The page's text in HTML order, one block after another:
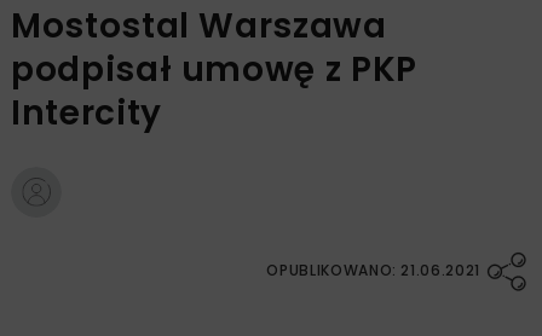
Mostostal Warszawa
podpisał umowę z PKP
Intercity
OPUBLIKOWANO: 21.06.2021